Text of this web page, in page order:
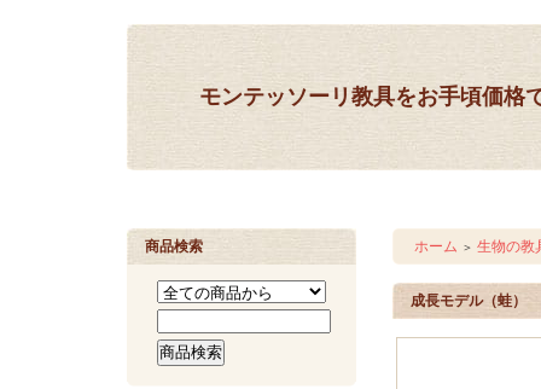
モンテッソーリ教具をお手頃価格
商品検索 ホーム ＞ 生物の教
成長モデル（蛙）